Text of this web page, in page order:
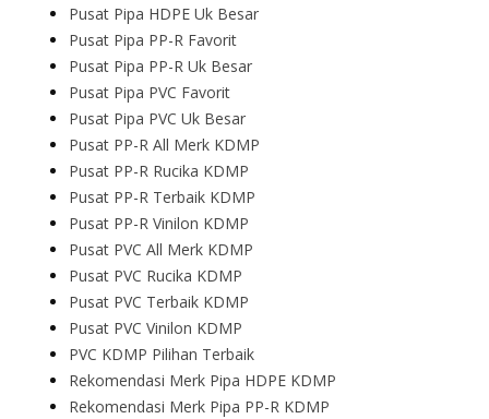
Pusat Pipa HDPE Uk Besar
Pusat Pipa PP-R Favorit
Pusat Pipa PP-R Uk Besar
Pusat Pipa PVC Favorit
Pusat Pipa PVC Uk Besar
Pusat PP-R All Merk KDMP
Pusat PP-R Rucika KDMP
Pusat PP-R Terbaik KDMP
Pusat PP-R Vinilon KDMP
Pusat PVC All Merk KDMP
Pusat PVC Rucika KDMP
Pusat PVC Terbaik KDMP
Pusat PVC Vinilon KDMP
PVC KDMP Pilihan Terbaik
Rekomendasi Merk Pipa HDPE KDMP
Rekomendasi Merk Pipa PP-R KDMP